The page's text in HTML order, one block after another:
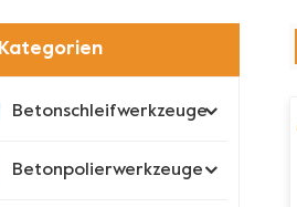
Kategorien
Betonschleifwerkzeuge
Betonpolierwerkzeuge